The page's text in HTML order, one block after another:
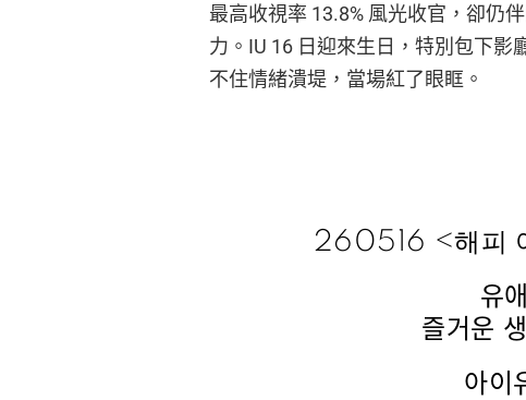
最高收視率 13.8% 風光收官，卻仍
力。IU 16 日迎來生日，特別包下
不住情緒潰堤，當場紅了眼眶。
260516 <해피
유
즐거운
아이